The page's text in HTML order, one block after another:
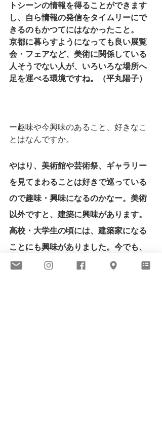
トシーンの情報を得ることができます
し、自ら情報の発信をタイムリーにで
きるのもかつてにはなかったこと。
京都に暮らすようになっても良い展覧
会・フェアなど、美術に関係している
人そうでない人が、いろいろな場所へ
足を運べる環境ですね。（平丸陽子）
ー趣味や今興味のあること、好きなこ
とはなんですか。
やはり、美術館や芸術祭、ギャラリー
を見てまわることは好きで巡っている
ので趣味・興味になるのかなー。 美術
以外ですと、建築に興味があります。
高校・大学生の頃には、建築家になる
ことにも興味がありました。今でも、
間取り図を見るとわくわくします。